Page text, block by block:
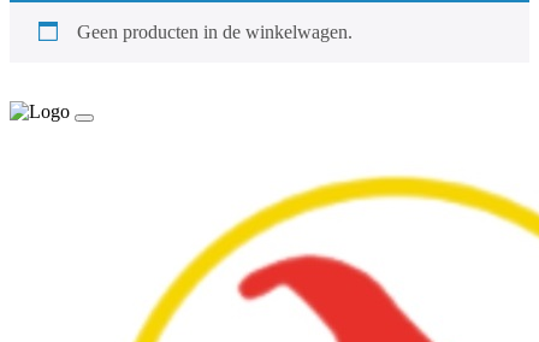
Geen producten in de winkelwagen.